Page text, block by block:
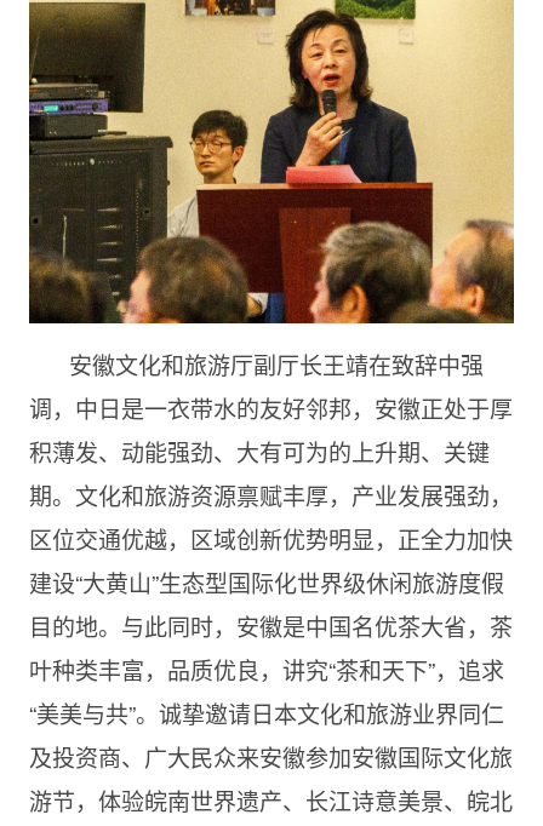
安徽文化和旅游厅副厅长王靖在致辞中强
调，中日是一衣带水的友好邻邦，安徽正处于厚
积薄发、动能强劲、大有可为的上升期、关键
期。文化和旅游资源禀赋丰厚，产业发展强劲，
区位交通优越，区域创新优势明显，正全力加快
建设“大黄山”生态型国际化世界级休闲旅游度假
目的地。与此同时，安徽是中国名优茶大省，茶
叶种类丰富，品质优良，讲究“茶和天下”，追求
“美美与共”。诚挚邀请日本文化和旅游业界同仁
及投资商、广大民众来安徽参加安徽国际文化旅
游节，体验皖南世界遗产、长江诗意美景、皖北